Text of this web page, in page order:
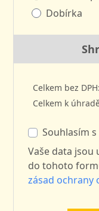
Dobírka
Celkem bez DPH:
Celkem k
Souhlasím s
Vaše data jsou
do tohoto
zásad ochrany